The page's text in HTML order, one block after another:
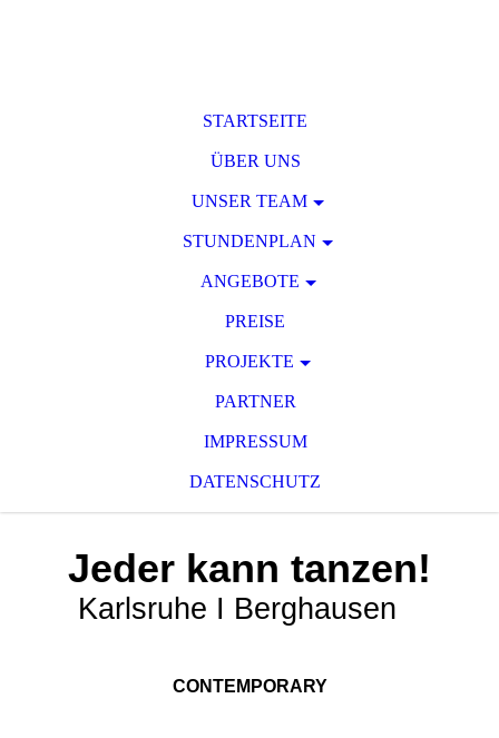
STARTSEITE
ÜBER UNS
UNSER TEAM
STUNDENPLAN
ANGEBOTE
PREISE
PROJEKTE
PARTNER
IMPRESSUM
DATENSCHUTZ
Jeder kann tanzen!
Karlsruhe I Berghausen
CONTEMPORARY